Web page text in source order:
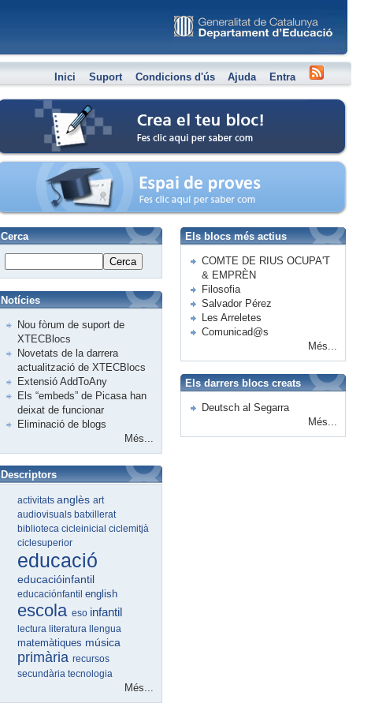
Inici Suport Condicions d'ús Ajuda Entra
Crea el teu bloc
Espai de proves
Cerca
Cerca
Notícies
Nou fòrum de suport de
XTECBlocs
Novetats de la darrera
actualització de XTECBlocs
Extensió AddToAny
Els “embeds” de Picasa han
deixat de funcionar
Eliminació de blogs
Més...
Descriptors
activitatsanglèsart
audiovisualsbatxillerat
bibliotecacicleinicialciclemitjà
ciclesuperior
educació
educacióinfantil
educaciónfantilenglish
escolaeso infantil
lecturaliteraturallengua
matemàtiques música
primàriarecursos
secundàriatecnologia
Més...
Els blocs més actius
COMTE DE RIUS OCUPA'T
& EMPRÈN
Filosofia
Salvador Pérez
Les Arreletes
Comunicad@s
Més...
Els darrers blocs creats
Deutsch al Segarra
Més...